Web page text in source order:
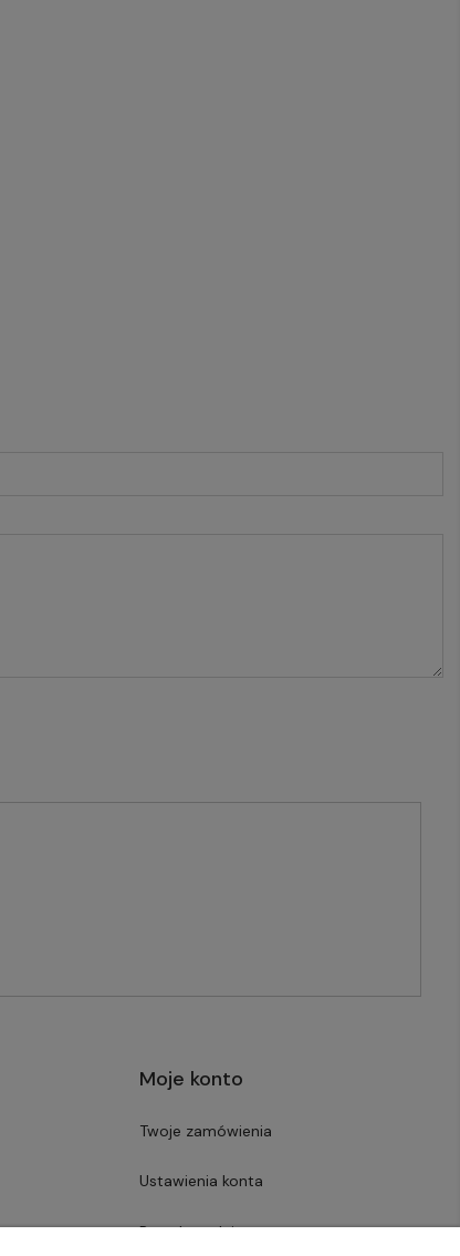
Moje konto
Twoje zamówienia
Ustawienia konta
Przechowalnia